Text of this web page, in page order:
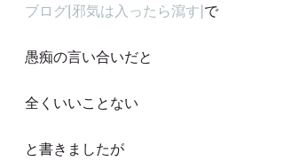
ブログ[邪気は入ったら瀉す]で
愚痴の言い合いだと
全くいいことない
と書きましたが